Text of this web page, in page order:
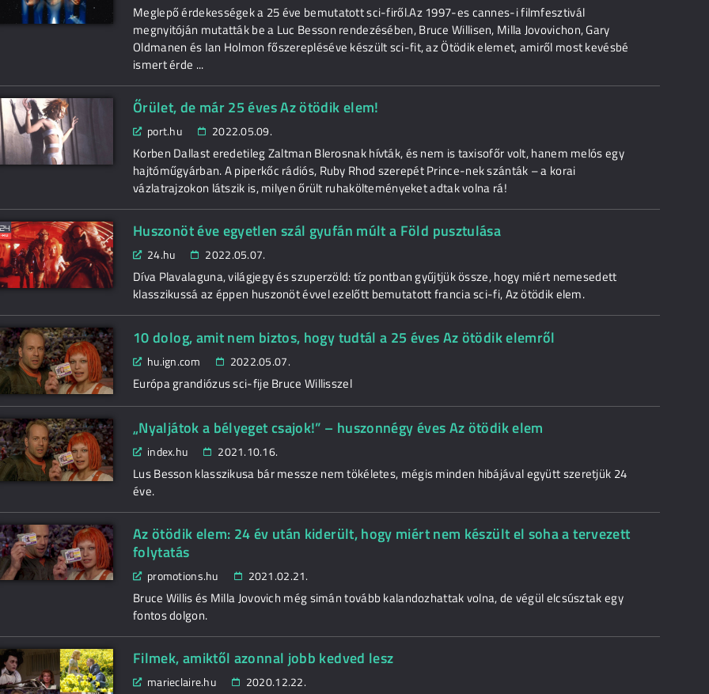
Meglepő érdekességek a 25 éve bemutatott sci-firől.Az 1997-es cannes-i filmfesztivál
megnyitóján mutatták be a Luc Besson rendezésében, Bruce Willisen, Milla Jovovichon, Gary
Oldmanen és Ian Holmon főszerepléséve készült sci-fit, az Ötödik elemet, amiről most kevésbé
ismert érde ...
Őrület, de már 25 éves Az ötödik elem!
port.hu 2022.05.09.
Korben Dallast eredetileg Zaltman Blerosnak hívták, és nem is taxisofőr volt, hanem melós egy
hajtóműgyárban. A piperkőc rádiós, Ruby Rhod szerepét Prince-nek szánták – a korai
vázlatrajzokon látszik is, milyen őrült ruhakölteményeket adtak volna rá!
Huszonöt éve egyetlen szál gyufán múlt a Föld pusztulása
24.hu 2022.05.07.
Díva Plavalaguna, világjegy és szuperzöld: tíz pontban gyűjtjük össze, hogy miért nemesedett
klasszikussá az éppen huszonöt évvel ezelőtt bemutatott francia sci-fi, Az ötödik elem.
10 dolog, amit nem biztos, hogy tudtál a 25 éves Az ötödik elemről
hu.ign.com 2022.05.07.
Európa grandiózus sci-fije Bruce Willisszel
„Nyaljátok a bélyeget csajok!” – huszonnégy éves Az ötödik elem
index.hu 2021.10.16.
Lus Besson klasszikusa bár messze nem tökéletes, mégis minden hibájával együtt szeretjük 24
éve.
Az ötödik elem: 24 év után kiderült, hogy miért nem készült el soha a tervezett
folytatás
promotions.hu 2021.02.21.
Bruce Willis és Milla Jovovich még simán tovább kalandozhattak volna, de végül elcsúsztak egy
fontos dolgon.
Filmek, amiktől azonnal jobb kedved lesz
marieclaire.hu 2020.12.22.